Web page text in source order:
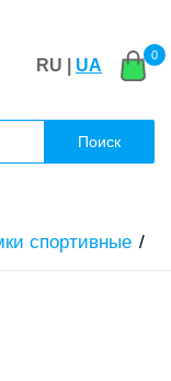
RU | UA
0
Поиск
спортивные